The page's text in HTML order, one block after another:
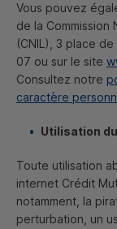
Vous pouvez
de la Commission
(CNIL ), 3 place de
07 ou sur le site
Consultez notre
caractère
Utilisation
Toute utilisation
internet Crédit
notamment, la
perturbation, un